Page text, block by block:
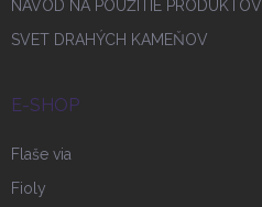
NÁVOD NA POUŽITIE PRODUKTOV
SVET DRAHÝCH KAMEŇOV
E-SHOP
Flaše via
Fioly